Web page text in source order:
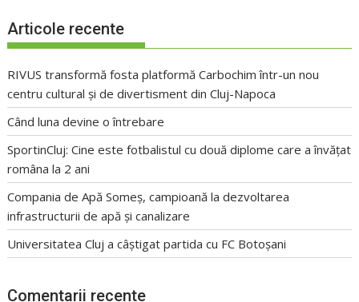
Articole recente
RIVUS transformă fosta platformă Carbochim într-un nou
centru cultural și de divertisment din Cluj-Napoca
Când luna devine o întrebare
SportinCluj: Cine este fotbalistul cu două diplome care a învățat
româna la 2 ani
Compania de Apă Someș, campioană la dezvoltarea
infrastructurii de apă și canalizare
Universitatea Cluj a câștigat partida cu FC Botoșani
Comentarii recente